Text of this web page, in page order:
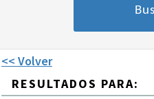
<< Volver
RESULTADOS PARA: